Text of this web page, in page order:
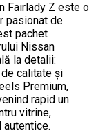
Fairlady Z este o
pasionat de
pachet
Nissan
la detalii:
calitate și
Premium,
rapid un
vitrine,